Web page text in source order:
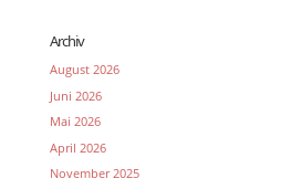
Archiv
August 2026
Juni 2026
Mai 2026
April 2026
November 2025